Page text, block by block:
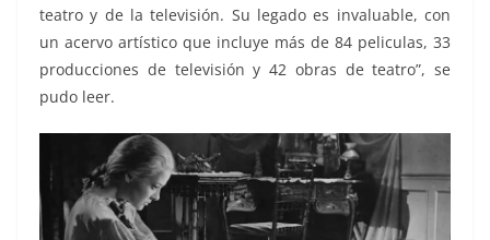
teatro y de la televisión. Su legado es invaluable, con
un acervo artístico que incluye más de 84 peliculas, 33
producciones de televisión y 42 obras de teatro”, se
pudo leer.